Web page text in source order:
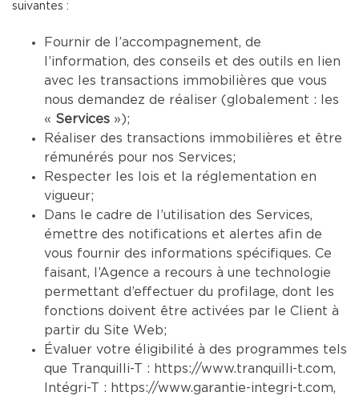
suivantes :
Fournir de l’accompagnement, de
l’information, des conseils et des outils en lien
avec les transactions immobilières que vous
nous demandez de réaliser (globalement : les
« Services »);
Réaliser des transactions immobilières et être
rémunérés pour nos Services;
Respecter les lois et la réglementation en
vigueur;
Dans le cadre de l’utilisation des Services,
émettre des notifications et alertes afin de
vous fournir des informations spécifiques. Ce
faisant, l’Agence a recours à une technologie
permettant d’effectuer du profilage, dont les
fonctions doivent être activées par le Client à
partir du Site Web;
Évaluer votre éligibilité à des programmes tels
que Tranquilli-T : https://www.tranquilli-t.com,
Intégri-T : https://www.garantie-integri-t.com,